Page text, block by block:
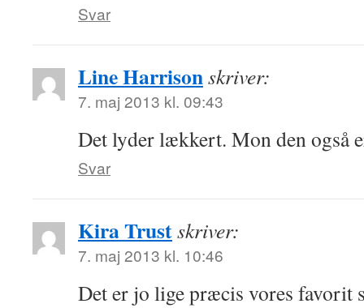
Svar
Line Harrisonskriver:
7. maj 2013 kl. 09:43
Det lyder lækkert. Mon den også
Svar
Kira Trustskriver:
7. maj 2013 kl. 10:46
Det er jo lige præcis vores favorit